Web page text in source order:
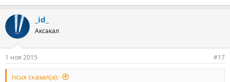
_id_
Аксакал
1 ноя 2015 #17
ncux сказал(а):